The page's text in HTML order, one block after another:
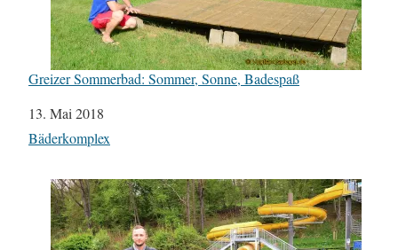
Greizer Sommerbad: Sommer, Sonne, Badespaß
Datum
13. Mai 2018
In Bezug auf
Bäderkomplex